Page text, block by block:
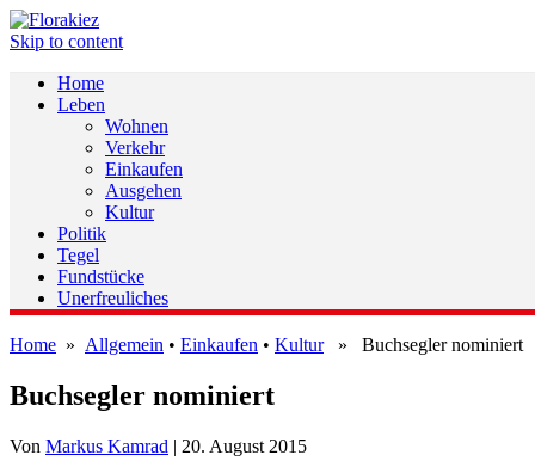
Skip to content
Home
Leben
Wohnen
Verkehr
Einkaufen
Ausgehen
Kultur
Politik
Tegel
Fundstücke
Unerfreuliches
Home » Allgemein • Einkaufen • Kultur» Buchsegler nominiert
Buchsegler nominiert
Von Markus Kamrad | 20. August 2015